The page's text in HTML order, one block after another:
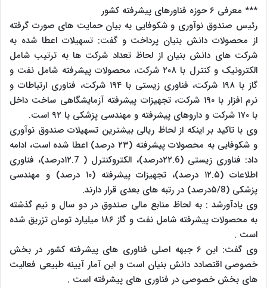
*** معرفی ۶ حوزه فناورهای پیشرفته کشور
رئیس صندوق نوآوری و شکوفایی به بیان حمایت های صورت گرفته
از محصولات دانش بنیان پرداخت و گفت: تسهیلات اعطا شده به
شرکت های دانش بنیان از لحاظ تعداد شرکت ها به ترتیب شامل
الکترونیک و کنترل با ۲۰۸ شرکت، محصولات پیشرفته شامل نفت و
گاز با ۱۹۸ شرکت، فناوری زیستی با ۱۹۴ شرکت، فناوری ارتباطات و
نرم افزار با ۱۹۰ شرکت، تجهیزات پیشرفته آزمایشگاهی ساخت داخل
با ۱۷۰ شرکت و داروهای پیشرفته و مهندسی پزشکی با ۹۲ است.
وی با تاکید بر اینکه از لحاظ ریالی بیشترین تسهیلات صندوق نوآوری
و شکوفایی به محصولات پیشرفته (۲۳ درصد) اعطا شده است، ادامه
داد: فناوری زیستی (۲۲.6درصد)، الکتروکنترل ( ۱۲.7درصد)، فناوری
اطلاعات (۱۲.۵ درصد)، تجهیزات پیشرفته (۱۰ درصد) و مهندسی
پزشکی (۵/8درصد) در رتبه های بعدی قرار دارند.
وی یادآورشد : به لحاظ منابع مالی صندوق در دو سال و نیم گذشته
به محصولات پیشرفته شامل نفت و گاز ۱۸۶ میلیارد تومان تزریق شده
است .
وی گفت: این ۶ جبهه اصلی فناوری های پیشرفته کشور در بخش
خصوصی اقتصادد دانش بنیان است و این آمار آیینه طبیعی فعالیت
های بخش خصوصی در فناوری های پیشرفته است .